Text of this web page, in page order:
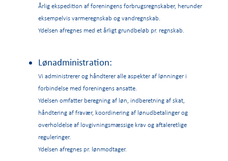
Årlig ekspedition af foreningens forbrugsregnskaber, herunder
eksempelvis varmeregnskab og vandregnskab.
Ydelsen afregnes med et årligt grundbeløb pr. regnskab.
Lønadministration:
Vi administrerer og håndterer alle aspekter af lønninger i
forbindelse med foreningens ansatte.
Ydelsen omfatter beregning af løn, indberetning af skat,
håndtering af fravær, koordinering af lønudbetalinger og
overholdelse af lovgivningsmæssige krav og aftaleretlige
reguleringer.
Ydelsen afregnes pr. lønmodtager.